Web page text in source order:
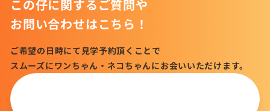
この仔に関するご質問や
お問い合わせはこちら！
ご希望の日時にて見学予約頂くことで
スムーズにワンちゃん・ネコちゃんにお会いいただけます。